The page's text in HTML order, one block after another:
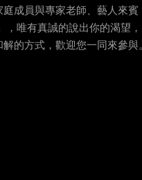
成員與專家老師、藝人來
唯有真誠的說出你的渴望
的方式，歡迎您一同來參與。